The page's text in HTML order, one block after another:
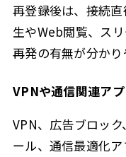
再登録後は、接続
生やWeb閲覧、ス
再発の有無が分かり
VPNや通信関連ア
VPN、広告ブロッ
ール、通信最適化